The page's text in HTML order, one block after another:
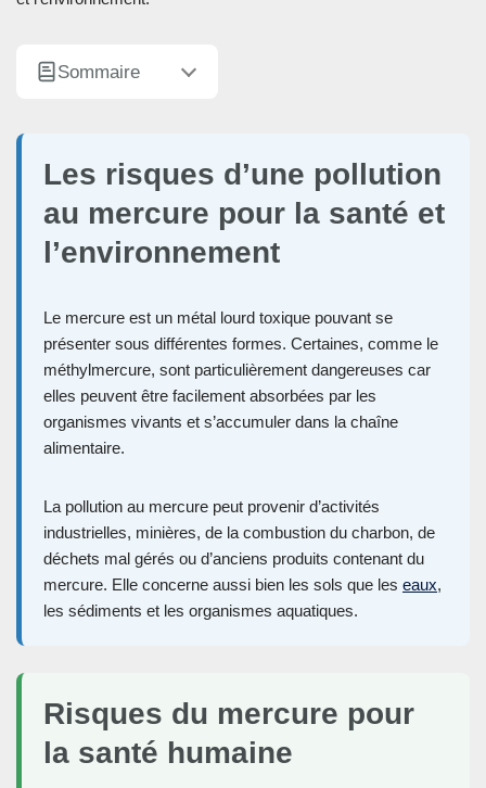
Sommaire
Les risques d’une pollution
au mercure pour la santé et
l’environnement
Le mercure est un métal lourd toxique pouvant se
présenter sous différentes formes. Certaines, comme le
méthylmercure, sont particulièrement dangereuses car
elles peuvent être facilement absorbées par les
organismes vivants et s’accumuler dans la chaîne
alimentaire.
La pollution au mercure peut provenir d’activités
industrielles, minières, de la combustion du charbon, de
déchets mal gérés ou d’anciens produits contenant du
mercure. Elle concerne aussi bien les sols que les eaux,
les sédiments et les organismes aquatiques.
Risques du mercure pour
la santé humaine